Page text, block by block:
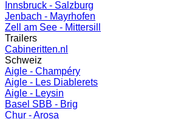
Innsbruck - Salzburg
Jenbach - Mayrhofen
Zell am See - Mittersill
Trailers
Cabineritten.nl
Schweiz
Aigle - Champéry
Aigle - Les Diablerets
Aigle - Leysin
Basel SBB - Brig
Chur - Arosa